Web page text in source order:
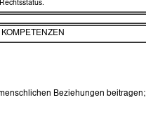
Beziehungen beitragen;